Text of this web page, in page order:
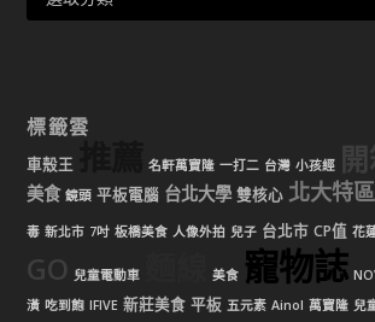
標籤雲
車殼王 名軒萬寶隆 一打二 台灣 小孩經
美食 鏡頭 平板電腦 台北大學 雙核心 北大特區
毒 新北市 7吋 板橋美食 人像外拍 兒子 台北市 CP值 花
GO 兒童電動車 美食 寵物誌
潢 吃到飽 IFIVE 新莊美食 平板 五元素 Ainol 萬寶隆 兒